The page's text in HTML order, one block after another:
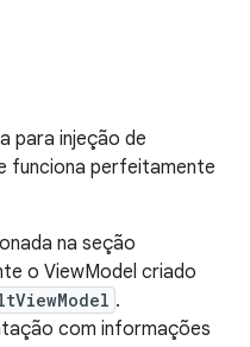
para injeção de
funciona perfeitamente
na seção
o ViewModel criado
.
com informações